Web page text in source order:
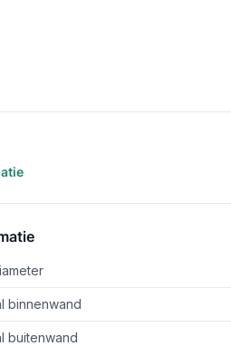
binnenwand
buitenwand